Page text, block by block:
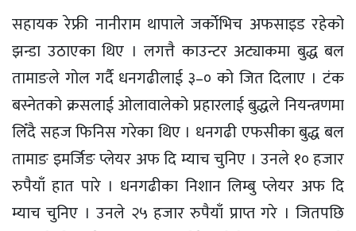
सहायक रेफ्री नानीराम थापाले जर्काेभिच अफसाइड रहेको
झन्डा उठाएका थिए । लगत्तै काउन्टर अट्याकमा बुद्ध बल
तामाङले गोल गर्दै धनगढीलाई ३–० को जित दिलाए । टंक
बस्नेतको क्रसलाई ओलावालेको प्रहारलाई बुद्धले नियन्त्रणमा
लिँदै सहज फिनिस गरेका थिए । धनगढी एफसीका बुद्ध बल
तामाङ इमर्जिङ प्लेयर अफ दि म्याच चुनिए । उनले १० हजार
रुपैयाँ हात पारे । धनगढीका निशान लिम्बु प्लेयर अफ दि
म्याच चुनिए । उनले २५ हजार रुपैयाँ प्राप्त गरे । जितपछि